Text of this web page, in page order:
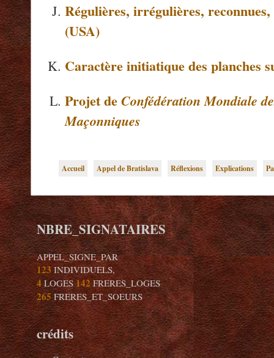
Régulières, irrégulières,
(USA)
Caractère initiatique des planches
Projet deConfédération Mondiale
Maçonniques
Accueil Appel de Bratislava Réflexions Explications
NBRE_SIGNATAIRES
APPEL_SIGNE_PAR
123INDIVIDUELS,
4LOGES142FRERES_LOGES
265FRERES_ET_SOEURS
crédits